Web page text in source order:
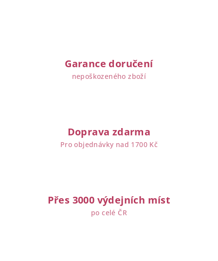
Garance doručení
nepoškozeného zboží
Doprava zdarma
Pro objednávky nad 1700 Kč
Přes 3000 výdejních míst
po celé ČR